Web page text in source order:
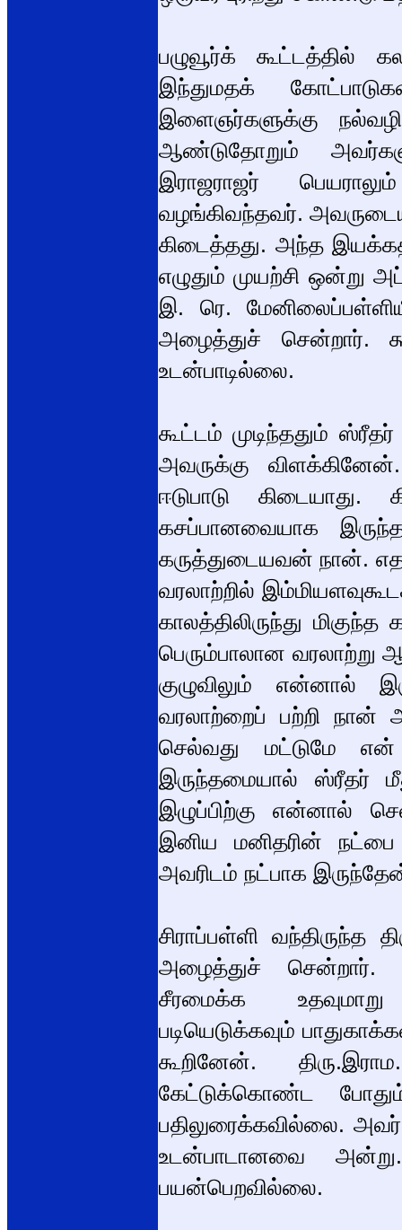
பழுவூர்க்
இந்துமதக்
இளைஞர்களுக்கு
ஆண்டுதோறும்
இராஜராஜர்
வழங்கிவந்தவர்.
கிடைத்தது. அந்த
எழுதும் முயற்சி ஒன்று
இ. ரெ.
அழைத்துச் சென்றார்.
உடன்பாடில்லை.
கூட்டம் முடிந்ததும்
அவருக்கு
ஈடுபாடு
கசப்பானவையாக
கருத்துடையவன் நான்.
வரலாற்றில்
காலத்திலிருந்து
பெரும்பாலான வரலாற்று
குழுவிலும் என்னால்
வரலாற்றைப் பற்றி நான்
செல்வது மட்டுமே
இருந்தமையால் ஸ்ரீதர்
இழுப்பிற்கு என்னால்
இனிய மனிதரின் நட்பை
அவரிடம் நட்பாக
சிராப்பள்ளி வந்திருந்த
அழைத்துச் சென்றார்.
சீரமைக்க
படியெடுக்கவும்
கூறினேன்.
கேட்டுக்கொண்ட
பதிலுரைக்கவில்லை.
உடன்பாடானவை
பயன்பெறவில்லை.